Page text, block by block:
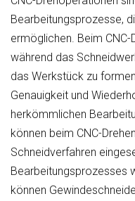
Bearbeitungsprozesse,
ermöglichen. Beim
während das
das Werkstück zu
Genauigkeit und
herkömmlichen
können beim CNC-
Schneidverfahren
Bearbeitungsprozesses
können